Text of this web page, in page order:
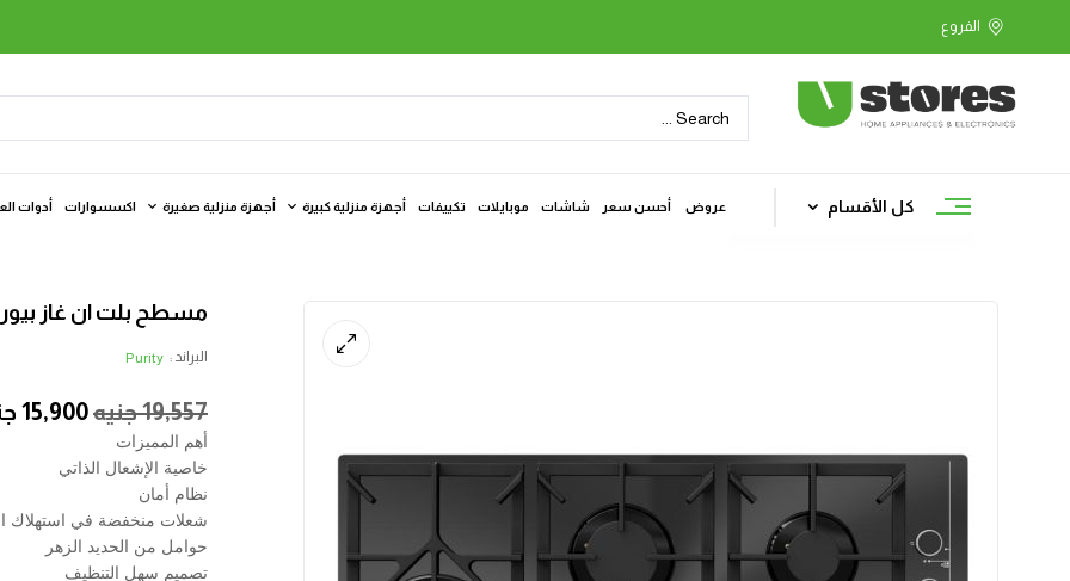
كل الأقسام عروض أحسن سعر شاشات موبايلات تكييفات أجهزة منزلية كبيرة أجهزة منزلية صغيرة اكسسوارات أدوات
مسطح بلت ان غاز بيورتي، 90 سم، 5
البراند : Purity
19,557جنيه15,900
أهم المميزات
خاصية الإشعال الذاتي
نظام أمان
شعلات منخفضة في استهلاك
حوامل من الحديد الزهر
تصميم سهل التنظيف